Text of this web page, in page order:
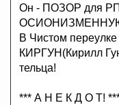
Он - ПОЗОР для
ОСИОНИЗМЕННУЮ
В Чистом
КИРГУН(Кирилл
тельца!
*** А Н Е К Д О Т!